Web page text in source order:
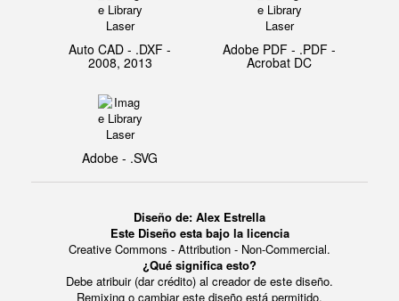
Auto CAD - .DXF -
2008, 2013
Adobe PDF - .PDF -
Acrobat DC
Adobe - .SVG
Diseño de: Alex Estrella
Este Diseño esta bajo la licencia
Creative Commons - Attribution - Non-Commercial.
¿Qué significa esto?
Debe atribuir (dar crédito) al creador de este diseño.
Remixing o cambiar este diseño está permitido.